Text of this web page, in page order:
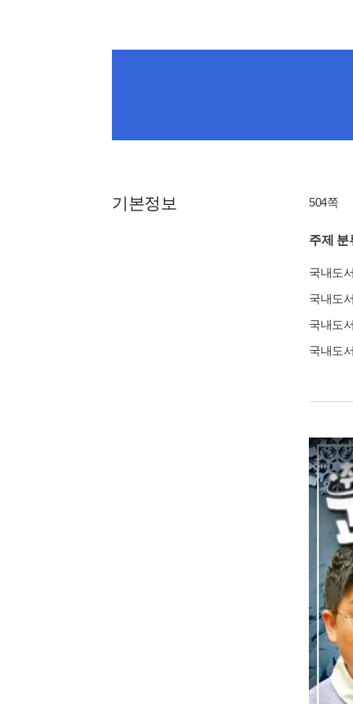
기본정보 504쪽
주제 분
국내도
국내도
국내도
국내도